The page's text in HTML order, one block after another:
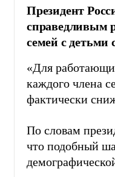
Президент
справедливым
семей с детьми
«Для
каждого члена
фактически
По словам
что подобный